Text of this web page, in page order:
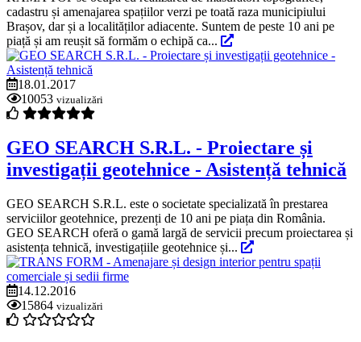
cadastru și amenajarea spațiilor verzi pe toată raza municipiului
Brașov, dar și a localităților adiacente. Suntem de peste 10 ani pe
piață și am reușit să formăm o echipă ca...
18.01.2017
10053 vizualizări
GEO SEARCH S.R.L. - Proiectare și
investigații geotehnice - Asistență tehnică
GEO SEARCH S.R.L. este o societate specializată în prestarea
serviciilor geotehnice, prezenți de 10 ani pe piața din România.
GEO SEARCH oferă o gamă largă de servicii precum proiectarea și
asistența tehnică, investigațiile geotehnice și...
14.12.2016
15864 vizualizări